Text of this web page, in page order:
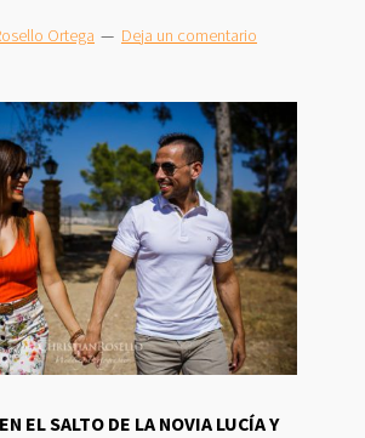
Ortega Deja un comentario
EL SALTO DE LA NOVIA LUCÍA Y